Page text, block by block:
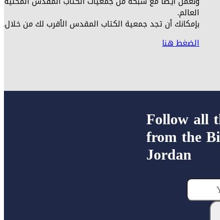
العالم.
بإمكانك أن تجد جمعية الكتاب المقدس الأقرب لك من خلال.
الضغط هنا
Follow all
from the
Jordan